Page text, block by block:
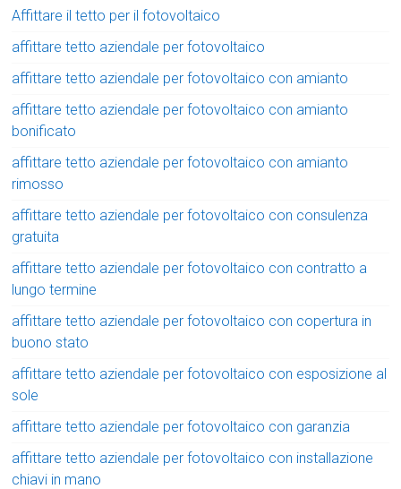
Affittare il tetto per il fotovoltaico
affittare tetto aziendale per fotovoltaico
affittare tetto aziendale per fotovoltaico con amianto
affittare tetto aziendale per fotovoltaico con amianto
bonificato
affittare tetto aziendale per fotovoltaico con amianto
rimosso
affittare tetto aziendale per fotovoltaico con consulenza
gratuita
affittare tetto aziendale per fotovoltaico con contratto a
lungo termine
affittare tetto aziendale per fotovoltaico con copertura in
buono stato
affittare tetto aziendale per fotovoltaico con esposizione al
sole
affittare tetto aziendale per fotovoltaico con garanzia
affittare tetto aziendale per fotovoltaico con installazione
chiavi in mano